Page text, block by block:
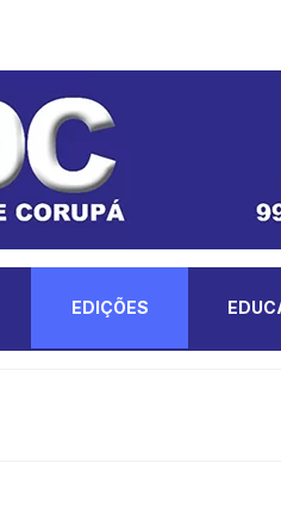
EDIÇÕES